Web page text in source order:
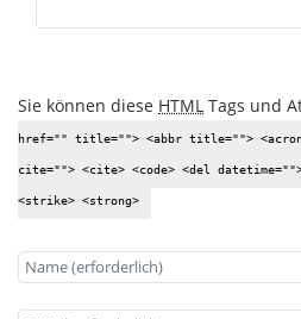
Sie können diese HTML Tags und
href="" title=""> <abbr title="">
cite=""> <cite> <code> <del
<strike> <strong>